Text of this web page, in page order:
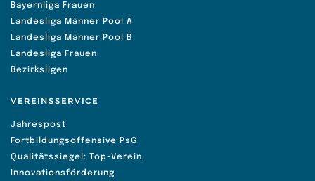
Bayernliga Frauen
Landesliga Männer Pool A
Landesliga Männer Pool B
Landesliga Frauen
Bezirksligen
VEREINSSERVICE
Jahrespost
Fortbildungsoffensive PsG
Qualitätssiegel: Top-Verein
Innovationsförderung